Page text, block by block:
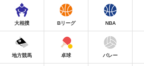
大相撲 Bリーグ NBA
地方競馬 卓球 バレー